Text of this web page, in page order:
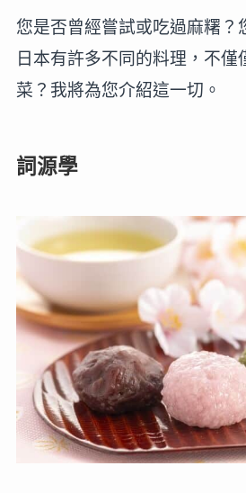
您是否曾經嘗試或吃過麻糬？
日本有許多不同的料理，不僅
菜？我將為您介紹這一切。
詞源學